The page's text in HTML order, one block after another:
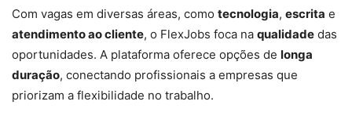
Com vagas em diversas áreas, como tecnologia, escrita e
atendimento ao cliente, o FlexJobs foca na qualidade das
oportunidades. A plataforma oferece opções de longa
duração, conectando profissionais a empresas que
priorizam a flexibilidade no trabalho.